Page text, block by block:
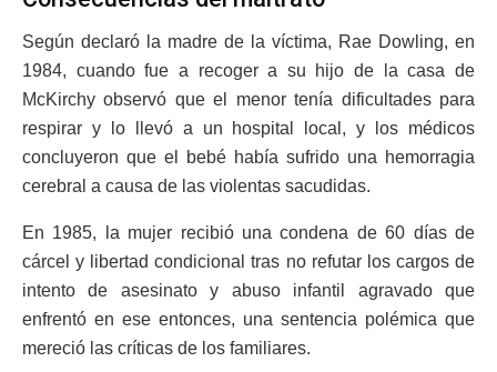
Según declaró la madre de la víctima, Rae Dowling, en
1984, cuando fue a recoger a su hijo de la casa de
McKirchy observó que el menor tenía dificultades para
respirar y lo llevó a un hospital local, y los médicos
concluyeron que el bebé había sufrido una hemorragia
cerebral a causa de las violentas sacudidas.
En 1985, la mujer recibió una condena de 60 días de
cárcel y libertad condicional tras no refutar los cargos de
intento de asesinato y abuso infantil agravado que
enfrentó en ese entonces, una sentencia polémica que
mereció las críticas de los familiares.